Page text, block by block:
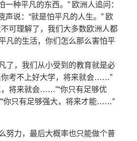
一种平凡的东西。” 欧洲人追问：
声说：“就是怕平凡的人生。” 欧
可理解了，我们大多数欧洲人都
凡的生活，你们怎么那么害怕平
了，我们从小受到的教育就是必
你考不上好大学，将来就会……”
，将来就会……”“你只有足够优
你只有足够强大，将来才能……”
努力，最后大概率也只能做个普